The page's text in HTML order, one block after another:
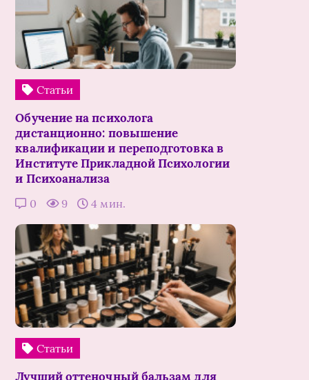
Статьи
Обучение на психолога
дистанционно: повышение
квалификации и переподготовка в
Институте Прикладной Психологии
и Психоанализа
0 9 4 мин.
Статьи
Лучший оттеночный бальзам для